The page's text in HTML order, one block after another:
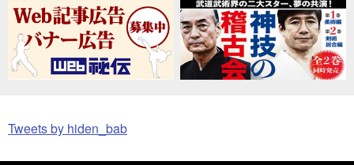
Tweets by hiden_bab